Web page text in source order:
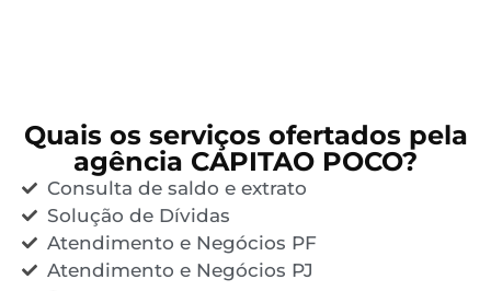
Quais os serviços ofertados pela
agência CAPITAO POCO?
Consulta de saldo e extrato
Solução de Dívidas
Atendimento e Negócios PF
Atendimento e Negócios PJ